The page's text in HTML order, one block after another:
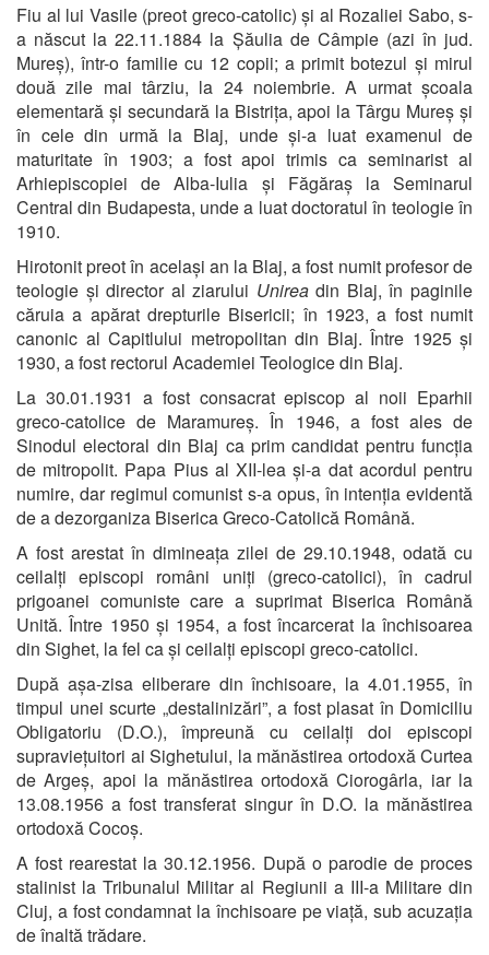
Fiu al lui Vasile (preot greco-catolic) și al Rozaliei Sabo, s-
a născut la 22.11.1884 la Șăulia de Câmpie (azi în jud.
Mureș), într-o familie cu 12 copii; a primit botezul și mirul
două zile mai târziu, la 24 noiembrie. A urmat școala
elementară și secundară la Bistrița, apoi la Târgu Mureș și
în cele din urmă la Blaj, unde și-a luat examenul de
maturitate în 1903; a fost apoi trimis ca seminarist al
Arhiepiscopiei de Alba-Iulia și Făgăraș la Seminarul
Central din Budapesta, unde a luat doctoratul în teologie în
1910.
Hirotonit preot în același an la Blaj, a fost numit profesor de
teologie și director al ziarului Unireadin Blaj, în paginile
căruia a apărat drepturile Bisericii; în 1923, a fost numit
canonic al Capitlului metropolitan din Blaj. Între 1925 și
1930, a fost rectorul Academiei Teologice din Blaj.
La 30.01.1931 a fost consacrat episcop al noii Eparhii
greco-catolice de Maramureș. În 1946, a fost ales de
Sinodul electoral din Blaj ca prim candidat pentru funcția
de mitropolit. Papa Pius al XII-lea și-a dat acordul pentru
numire, dar regimul comunist s-a opus, în intenția evidentă
de a dezorganiza Biserica Greco-Catolică Română.
A fost arestat în dimineața zilei de 29.10.1948, odată cu
ceilalți episcopi români uniți (greco-catolici), în cadrul
prigoanei comuniste care a suprimat Biserica Română
Unită. Între 1950 și 1954, a fost încarcerat la închisoarea
din Sighet, la fel ca și ceilalți episcopi greco-catolici.
După așa-zisa eliberare din închisoare, la 4.01.1955, în
timpul unei scurte „destalinizări”, a fost plasat în Domiciliu
Obligatoriu (D.O.), împreună cu ceilalți doi episcopi
supraviețuitori ai Sighetului, la mănăstirea ortodoxă Curtea
de Argeș, apoi la mănăstirea ortodoxă Ciorogârla, iar la
13.08.1956 a fost transferat singur în D.O. la mănăstirea
ortodoxă Cocoș.
A fost rearestat la 30.12.1956. După o parodie de proces
stalinist la Tribunalul Militar al Regiunii a III-a Militare din
Cluj, a fost condamnat la închisoare pe viață, sub acuzația
de înaltă trădare.